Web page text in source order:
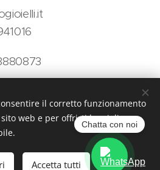
al carrello
154, Telese Terme, 82037 (BN)
Cookies
il corretto funzionamento
web e per offrirti la migliore
Accetta tutti
Chatta con noi